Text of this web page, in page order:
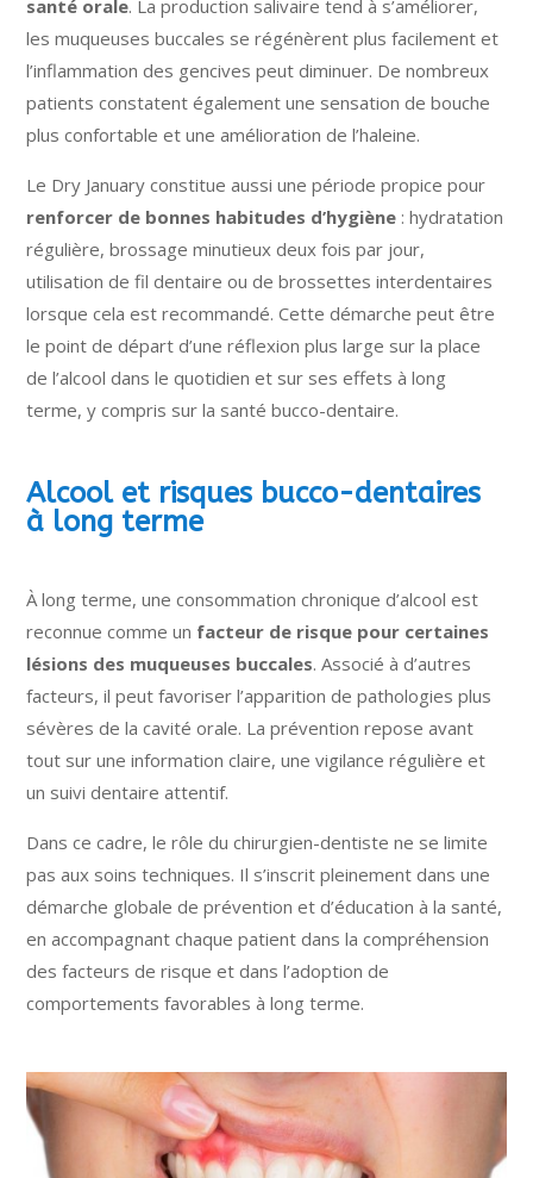
santé orale. La production salivaire tend à s’améliorer,
les muqueuses buccales se régénèrent plus facilement et
l’inflammation des gencives peut diminuer. De nombreux
patients constatent également une sensation de bouche
plus confortable et une amélioration de l’haleine.
Le Dry January constitue aussi une période propice pour
renforcer de bonnes habitudes d’hygiène : hydratation
régulière, brossage minutieux deux fois par jour,
utilisation de fil dentaire ou de brossettes interdentaires
lorsque cela est recommandé. Cette démarche peut être
le point de départ d’une réflexion plus large sur la place
de l’alcool dans le quotidien et sur ses effets à long
terme, y compris sur la santé bucco-dentaire.
Alcool et risques bucco-dentaires
à long terme
À long terme, une consommation chronique d’alcool est
reconnue comme un facteur de risque pour certaines
lésions des muqueuses buccales. Associé à d’autres
facteurs, il peut favoriser l’apparition de pathologies plus
sévères de la cavité orale. La prévention repose avant
tout sur une information claire, une vigilance régulière et
un suivi dentaire attentif.
Dans ce cadre, le rôle du chirurgien-dentiste ne se limite
pas aux soins techniques. Il s’inscrit pleinement dans une
démarche globale de prévention et d’éducation à la santé,
en accompagnant chaque patient dans la compréhension
des facteurs de risque et dans l’adoption de
comportements favorables à long terme.